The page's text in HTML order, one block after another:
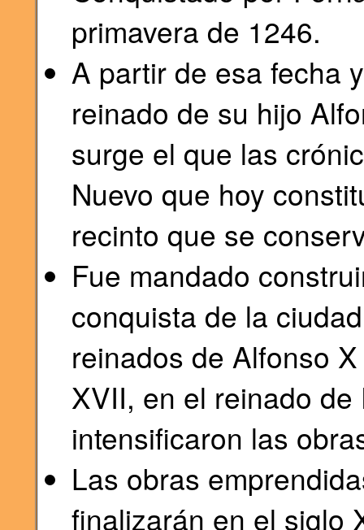
primavera de 1246.
A partir de esa fecha
reinado de su hijo
surge el que las
Nuevo que hoy
recinto que se
Fue mandado
conquista de la
reinados de Alfonso
XVII, en el reinado
intensificaron las
Las obras
finalizarán en el siglo